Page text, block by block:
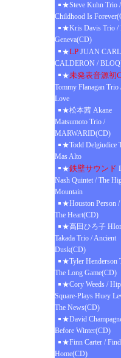
★Steve Kuhn Trio /
Childhood Is
★Kris Davis Trio /
Geneva(CD)
★LP JUAN
CALDERON /
★未発表音源初
Tommy Flanagan Trio
Love
★松本茜 Akane
Matsumoto Trio /
MARWARID(CD)
★Todd Delgiudice
Mas Alto
★鉄壁サウンド
Nash Quintet / The
Mountain
★Houston Person
The Heart(CD)
★高田ひろ子
Takada Trio / Ancient
Dusk(CD)
★Tyler Henderson
The Long Game(CD)
★Cory Weeds /
Square-Plays Huey
The News(CD)
★David
Before Winter(CD)
★Finn Carter /
Home(CD)